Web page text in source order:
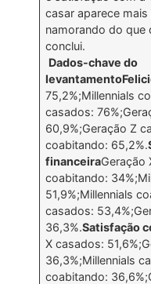
casar aparece
namorando do que
conclui.
Dados-chave do
75,2%;Millennials
casados:
60,9%;Geração Z
coabitando: 65,2%.
financeiraGeração
coabitando:
51,9%;Millennials
casados:
36,3%.Satisfação
X casados:
36,3%;Millennials
coabitando: